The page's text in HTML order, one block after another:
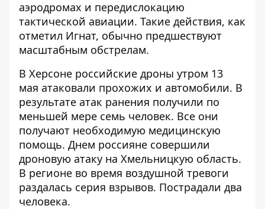
аэродромах и передислокацию
тактической авиации. Такие действия, как
отметил Игнат, обычно предшествуют
масштабным обстрелам.
В Херсоне российские дроны утром 13
мая атаковали прохожих и автомобили. В
результате атак ранения получили по
меньшей мере семь человек. Все они
получают необходимую медицинскую
помощь. Днем россияне совершили
дроновую атаку на Хмельницкую область.
В регионе во время воздушной тревоги
раздалась серия взрывов. Пострадали два
человека.